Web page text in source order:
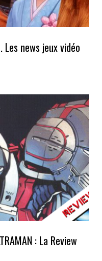
news jeux vidéo
: La Review